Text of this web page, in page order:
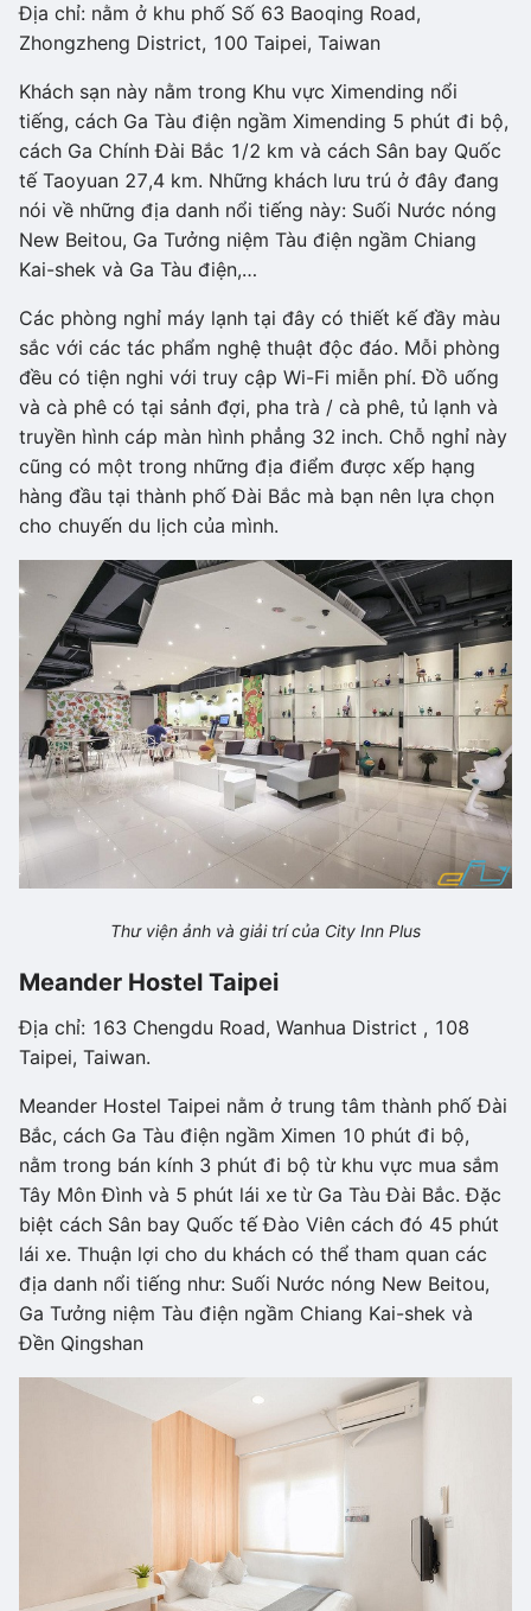
Địa chỉ: nằm ở khu phố Số 63 Baoqing Road,
Zhongzheng District, 100 Taipei, Taiwan
Khách sạn này nằm trong Khu vực Ximending nổi
tiếng, cách Ga Tàu điện ngầm Ximending 5 phút đi bộ,
cách Ga Chính Đài Bắc 1/2 km và cách Sân bay Quốc
tế Taoyuan 27,4 km. Những khách lưu trú ở đây đang
nói về những địa danh nổi tiếng này: Suối Nước nóng
New Beitou, Ga Tưởng niệm Tàu điện ngầm Chiang
Kai-shek và Ga Tàu điện,…
Các phòng nghỉ máy lạnh tại đây có thiết kế đầy màu
sắc với các tác phẩm nghệ thuật độc đáo. Mỗi phòng
đều có tiện nghi với truy cập Wi-Fi miễn phí. Đồ uống
và cà phê có tại sảnh đợi, pha trà / cà phê, tủ lạnh và
truyền hình cáp màn hình phẳng 32 inch. Chỗ nghỉ này
cũng có một trong những địa điểm được xếp hạng
hàng đầu tại thành phố Đài Bắc mà bạn nên lựa chọn
cho chuyến du lịch của mình.
Thư viện ảnh và giải trí của City Inn Plus
Meander Hostel Taipei
Địa chỉ: 163 Chengdu Road, Wanhua District , 108
Taipei, Taiwan.
Meander Hostel Taipei nằm ở trung tâm thành phố Đài
Bắc, cách Ga Tàu điện ngầm Ximen 10 phút đi bộ,
nằm trong bán kính 3 phút đi bộ từ khu vực mua sắm
Tây Môn Đình và 5 phút lái xe từ Ga Tàu Đài Bắc. Đặc
biệt cách Sân bay Quốc tế Đào Viên cách đó 45 phút
lái xe. Thuận lợi cho du khách có thể tham quan các
địa danh nổi tiếng như: Suối Nước nóng New Beitou,
Ga Tưởng niệm Tàu điện ngầm Chiang Kai-shek và
Đền Qingshan